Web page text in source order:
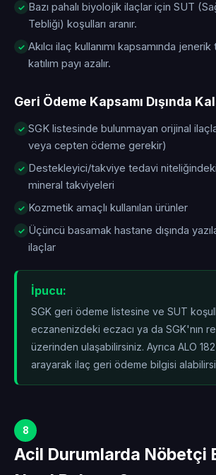
Bazı pahalı biyolojik ilaçlar için SUT
Tebliği) koşulları aranır.
Akılcı ilaç kullanımı kapsamında
katılım payı azalır.
Geri Ödeme Kapsamı Dışında
SGK listesinde bulunmayan orijinal
veya cepten ödeme gerekir)
Destekleyici/takviye tedavi
mineral takviyeleri
Kozmetik amaçlı kullanılan ürünler
Üçüncü basamak hastane dışında
ilaçlar
İpucu:
SGK geri ödeme listesine ve SUT
eczanenizdeki eczacı ya da SGK'nın
üzerinden ulaşabilirsiniz. Ayrıca ALO 182
arayarak ilaç geri ödeme bilgisi
8
Acil Durumlarda Nöbetçi